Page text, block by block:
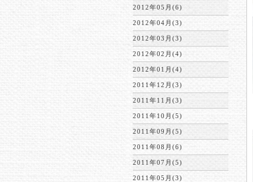
2012年05月(6)
2012年04月(3)
2012年03月(3)
2012年02月(4)
2012年01月(4)
2011年12月(3)
2011年11月(3)
2011年10月(5)
2011年09月(5)
2011年08月(6)
2011年07月(5)
2011年05月(3)